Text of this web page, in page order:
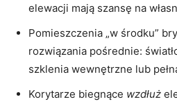
elewacji mają szansę na
Pomieszczenia „w środku”
rozwiązania pośrednie:
szklenia wewnętrzne lub
Korytarze biegnące wzdłuż